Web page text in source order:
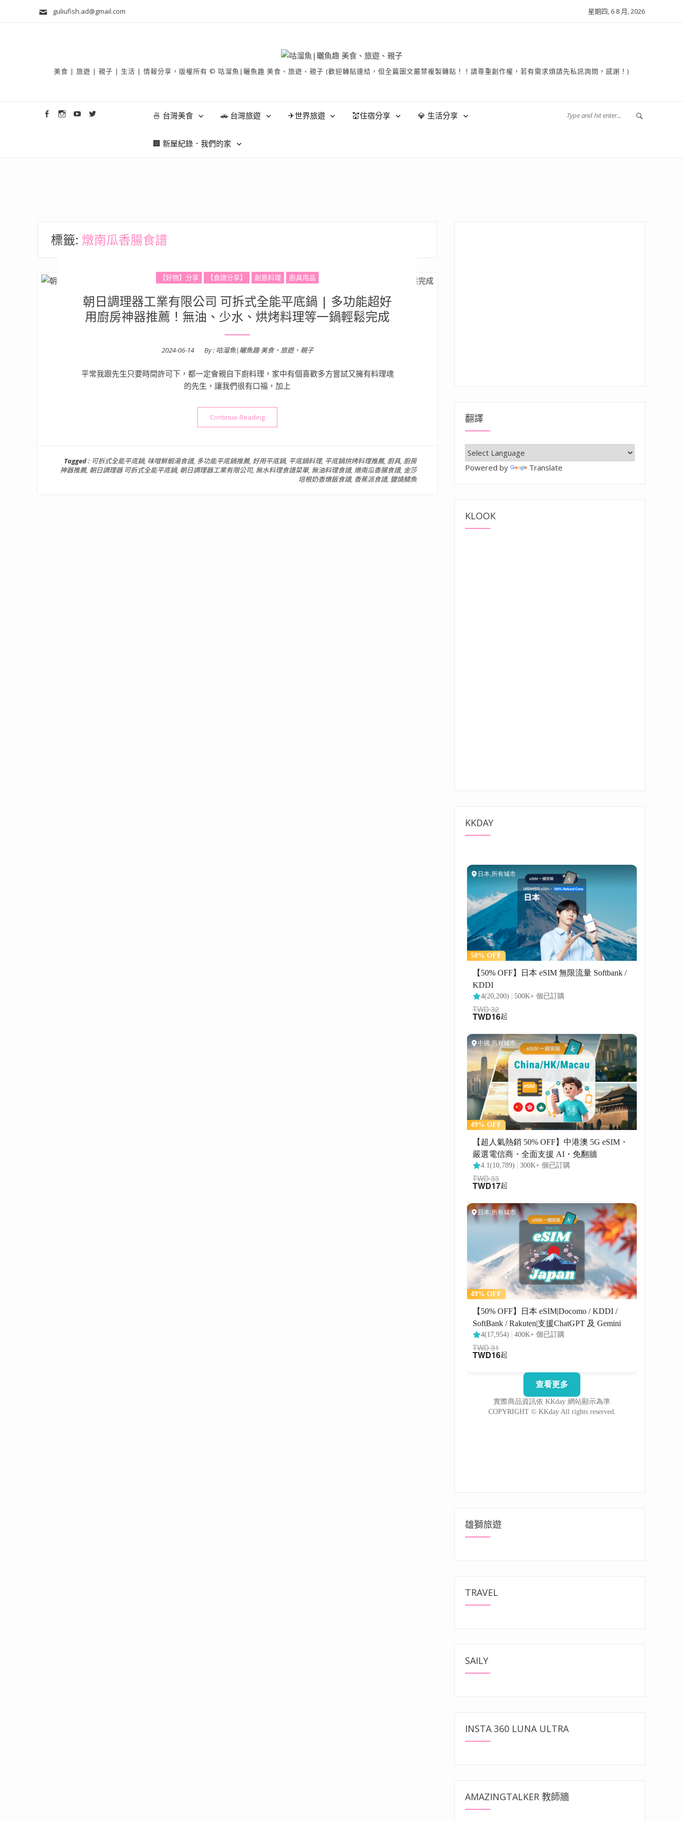
guliufish.ad@gmail.com 星期四, 6 8 月, 2026
美食 | 旅遊 | 親子 | 生活 | 情報分享，版權所有 © 咕溜魚|曬魚趣 美食、旅遊、親子 (歡迎轉貼連結，但全篇圖文嚴禁複製轉貼！！請尊重創作權，若有需求煩請先私訊詢問，感謝！)
🍜 台灣美食 🚗 台灣旅遊 ✈世界旅遊 💒住宿分享 💎 生活分享
🏢 新屋紀錄．我們的家
標籤: 燉南瓜香腸食譜
【好物】分享 【食譜分享】 創意料理 廚具用品
朝日調理器工業有限公司 可拆式全能平底鍋 | 多功能超好
用廚房神器推薦！無油、少水、烘烤料理等一鍋輕鬆完成
Posted
2024-06-14 By : 咕溜魚|曬魚趣 美食、旅遊、親子
平常我跟先生只要時間許可下，都一定會親自下廚料理，家中有個喜歡多方嘗試又擁有料理魂
的先生，讓我們很有口福，加上
Continue Reading“朝日調理器工業有限公司 可拆式全能平底鍋 | 多功能超好用廚房神器推薦！無油、少水、烘烤料理等一鍋輕鬆完成”
Tagged : 可拆式全能平底鍋, 味噌鮮蝦湯食譜, 多功能平底鍋推薦, 好用平底鍋, 平底鍋料理, 平底鍋烘烤料理推薦, 廚具, 廚房
神器推薦, 朝日調理器 可拆式全能平底鍋, 朝日調理器工業有限公司, 無水料理食譜菜單, 無油料理食譜, 燉南瓜香腸食譜, 金莎
培根奶香燉飯食譜, 香蕉派食譜, 鹽燒鯖魚
翻譯
Powered by Translate
KLOOK
KKDAY
雄獅旅遊
TRAVEL
SAILY
INSTA 360 LUNA ULTRA
AMAZINGTALKER 教師牆